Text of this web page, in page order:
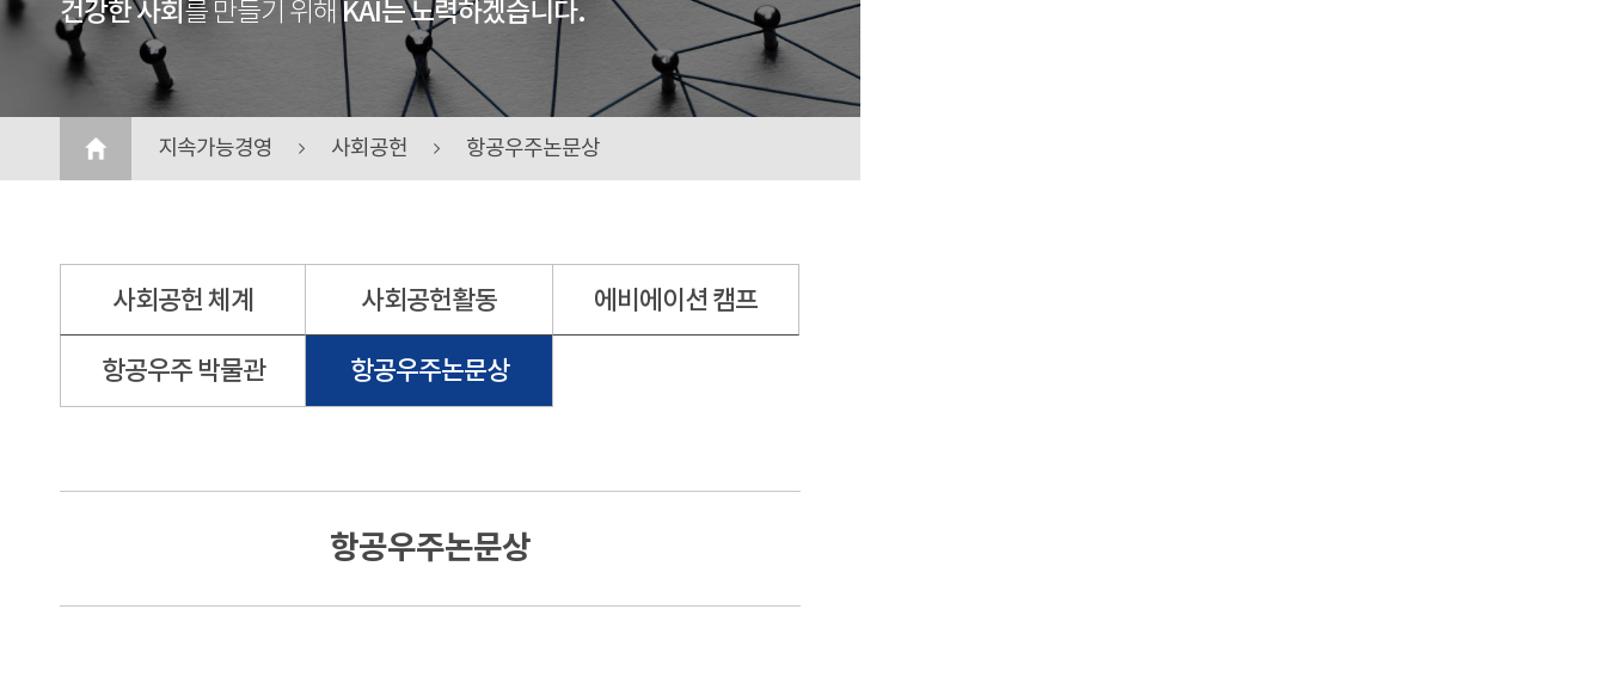
건강한 사회 를 만들기 위해KAI는 노력하겠습니다.
지속가능경영 사회공헌 항공우주논문상
사회공헌 체계 사회공헌활동 에비에이션 캠프
항공우주 박물관 항공우주논문상
항공우주논문상